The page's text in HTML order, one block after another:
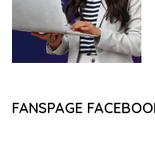
FANSPAGE